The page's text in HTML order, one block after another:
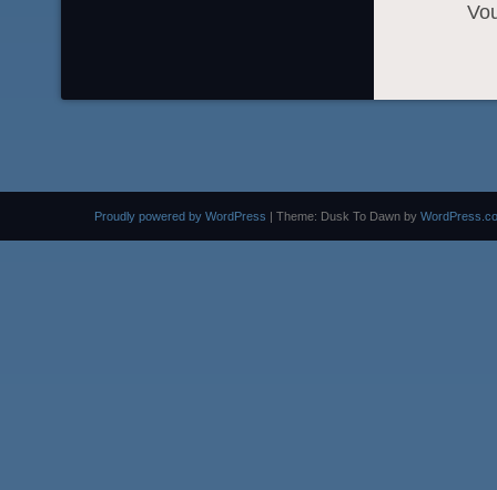
Proudly powered by WordPress Theme: Dusk To Dawn by